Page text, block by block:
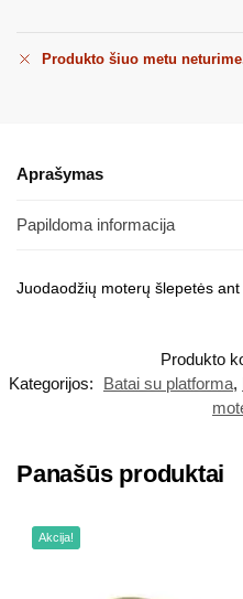
Produkto šiuo metu
Aprašymas
Papildoma informacija
Juodaodžių moterų šlepetės
Produkto
Kategorijos:
Batai su platforma,
Panašūs produktai
Akcija!